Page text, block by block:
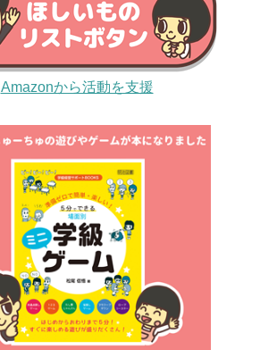
Amazonから活動を支援